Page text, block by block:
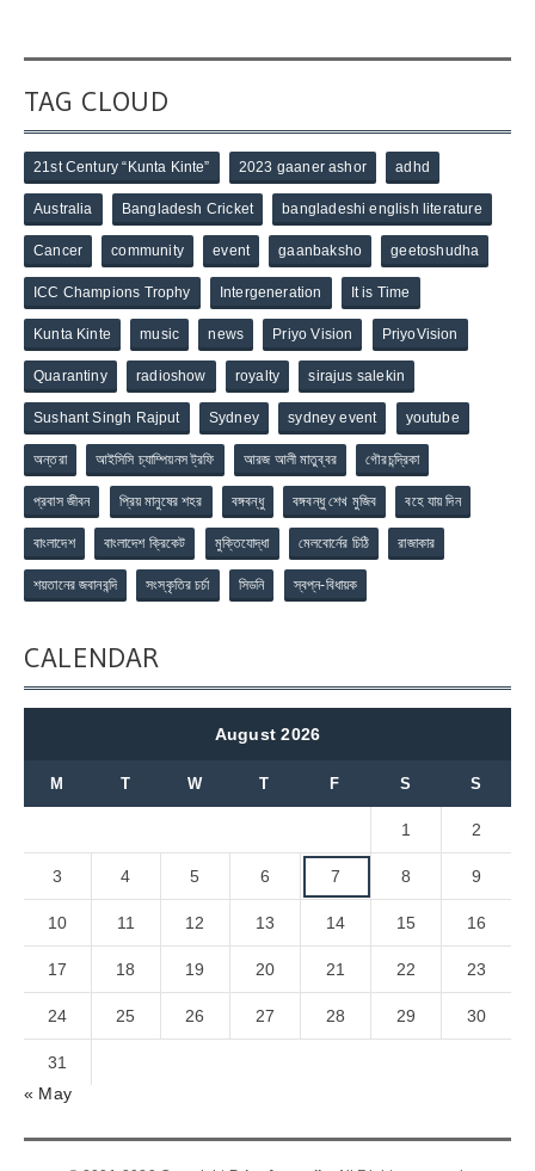
TAG CLOUD
21st Century “Kunta Kinte” 2023 gaaner ashor adhd
Australia Bangladesh Cricket bangladeshi english literature
Cancer community event gaanbaksho geetoshudha
ICC Champions Trophy Intergeneration It is Time
Kunta Kinte music news Priyo Vision PriyoVision
Quarantiny radioshow royalty sirajus salekin
Sushant Singh Rajput Sydney sydney event youtube
অন্তরা আইসিসি চ্যাম্পিয়নস ট্রফি আরজ আলী মাতুব্বর গৌরচন্দ্রিকা
প্রবাস জীবন প্রিয় মানুষের শহর বঙ্গবন্ধু বঙ্গবন্ধু শেখ মুজিব বহে যায় দিন
বাংলাদেশ বাংলাদেশ ক্রিকেট মুক্তিযোদ্ধা মেলবোর্নের চিঠি রাজাকার
শয়তানের জবানবন্দি সংস্কৃতির চর্চা সিডনি স্বপ্ন-বিধায়ক
CALENDAR
August 2026
M T W T F S S
1 2
3 4 5 6 7 8 9
10 11 12 13 14 15 16
17 18 19 20 21 22 23
24 25 26 27 28 29 30
31
« May